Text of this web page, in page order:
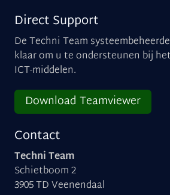
Direct Support
De Techni Team
klaar om u te ondersteunen bij
ICT-middelen.
Download Teamviewer
Contact
Techni Team
Schietboom 2
3905 TD Veenendaal